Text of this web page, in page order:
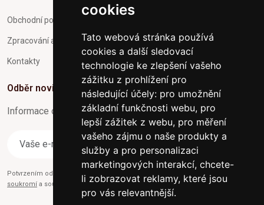
cookies
Tato webová stránka používá
cookies a další sledovací
technologie ke zlepšení vašeho
zážitku z prohlížení pro
následující účely: pro umožnění
základní funkčnosti webu, pro
lepší zážitek z webu, pro měření
vašeho zájmu o naše produkty a
služby a pro personalizaci
marketingových interakcí, chcete-
li zobrazovat reklamy, které jsou
pro vás relevantnější.
Obchodní podmínky
Zpracování a ochrana osobních údajů
Kontakty
Odběr novinek
Informace o Novinkách a užitečné rady max. 1x za týden
Odebírat
Potvrzením odběru současně souhlasíte s našimi podmínkami o
soukromí a současně nám udělujete souhlas se zasíláním obchodních e-mailů.